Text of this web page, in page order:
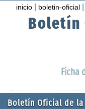
inicio boletin-oficial
Boletín
Ficha
Boletín Oficial de